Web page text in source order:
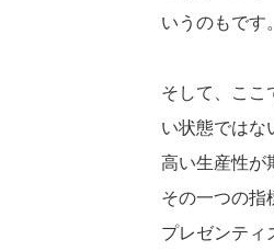
いうのもです。
そして、ここ
い状態ではな
高い生産性が
その一つの指
プレゼンティ